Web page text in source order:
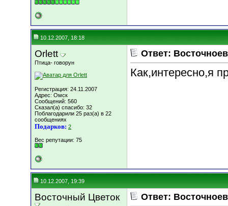
10.12.2007, 18:18
Orlett
Птица- говорун
Регистрация: 24.11.2007
Адрес: Омск
Сообщений: 560
Сказал(а) спасибо: 32
Поблагодарили 25 раз(а) в 22
сообщениях
Подарков: 2
Вес репутации: 75
Ответ:
Как,интересно,я
10.12.2007, 19:39
Восточный Цветок Ответ: